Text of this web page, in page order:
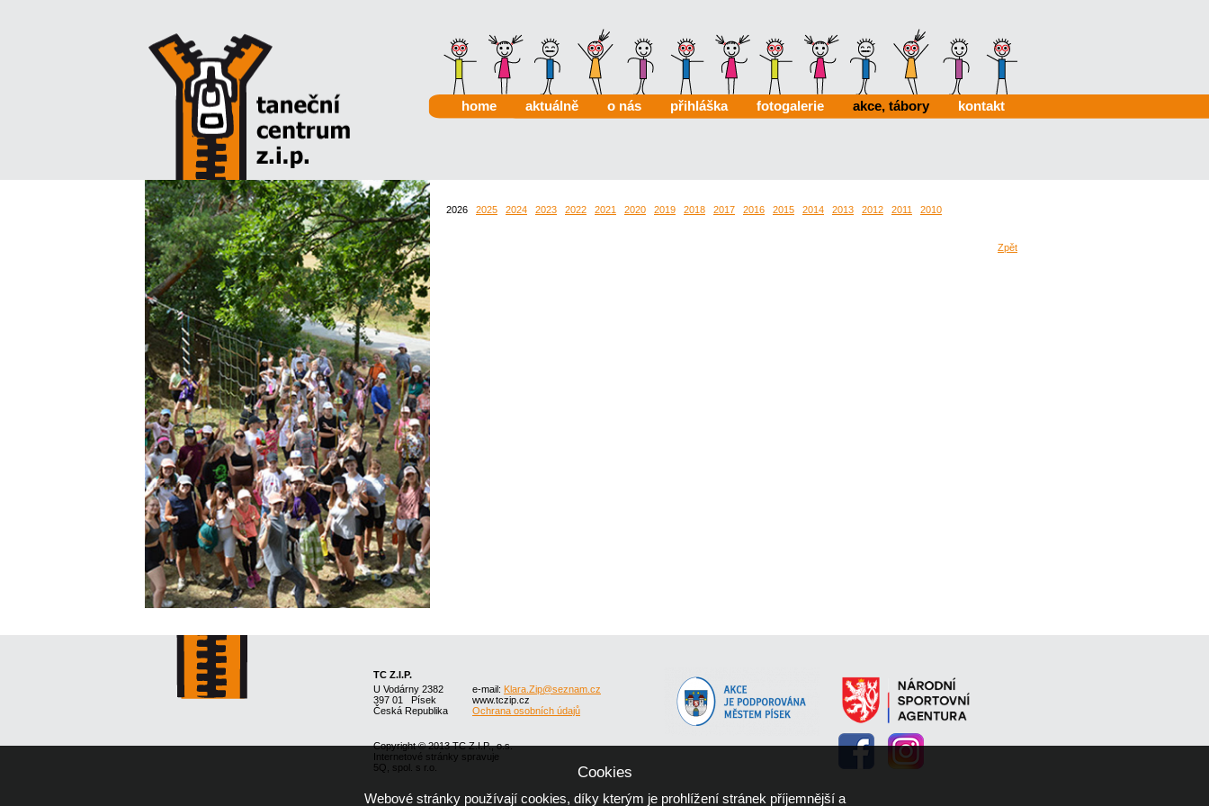
home aktuálně o nás přihláška fotogalerie akce, tábory kontakt
2026 2025 2024 2023 2022 2021 2020 2019 2018 2017 2016 2015 2014 2013 2012 2011 2010
Zpět
TC Z.I.P.
U Vodárny 2382
397 01 Písek
Česká Republika
e-mail: Klara.Zip@seznam.cz
www.tczip.cz
Ochrana osobních údajů
Copyright © 2013 TC Z.I.P., o.s.
Internetové stránky spravuje
5Q, spol. s r.o.
Cookies
Webové stránky používají cookies, díky kterým je prohlížení stránek příjemnější a